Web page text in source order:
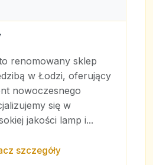
renomowany sklep
w Łodzi, oferujący
nowoczesnego
się w
jakości lamp i...
szczegóły